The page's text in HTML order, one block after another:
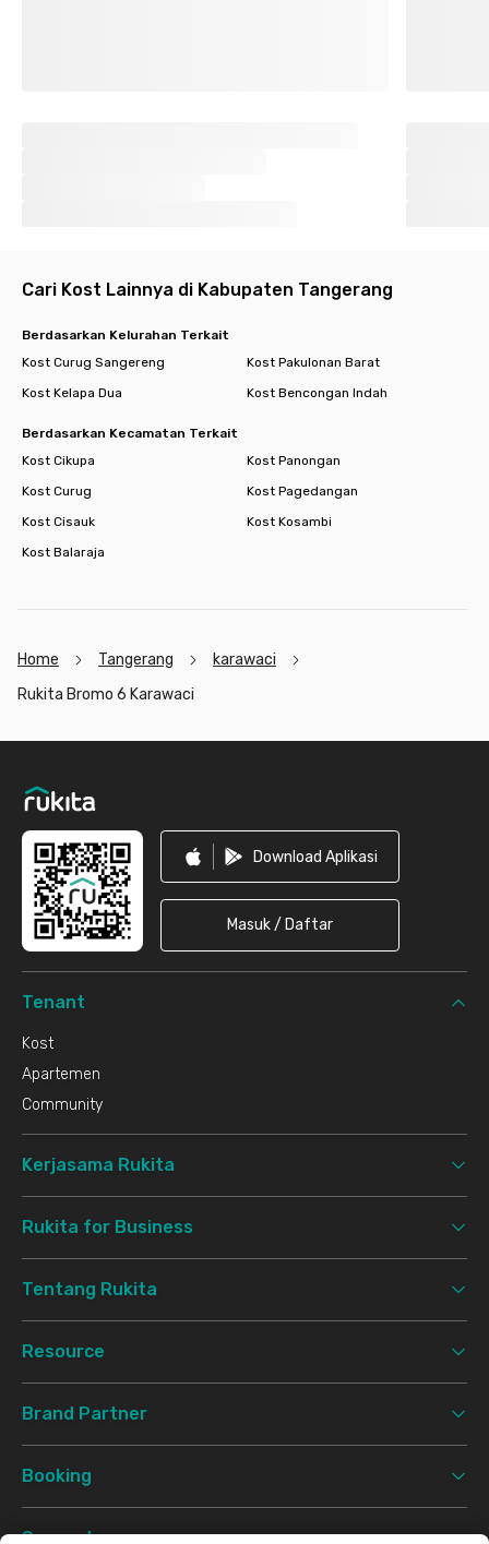
Cari Kost Lainnya di Kabupaten Tangerang
Berdasarkan Kelurahan Terkait
Kost Curug Sangereng
Kost Pakulonan Barat
Kost Kelapa Dua
Kost Bencongan Indah
Berdasarkan Kecamatan Terkait
Kost Cikupa
Kost Panongan
Kost Curug
Kost Pagedangan
Kost Cisauk
Kost Kosambi
Kost Balaraja
Home Tangerang
karawaci
Rukita Bromo 6 Karawaci
Download Aplikasi
Masuk / Daftar
Tenant
Kost
Apartemen
Community
Kerjasama Rukita
Rukita for Business
Tentang Rukita
Resource
Brand Partner
Booking
Support